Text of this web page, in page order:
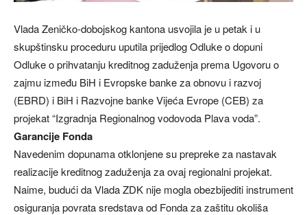
Vlada Zeničko-dobojskog kantona usvojila je u petak i u
skupštinsku proceduru uputila prijedlog Odluke o dopuni
Odluke o prihvatanju kreditnog zaduženja prema Ugovoru o
zajmu između BiH i Evropske banke za obnovu i razvoj
(EBRD) i BiH i Razvojne banke Vijeća Evrope (CEB) za
projekat “Izgradnja Regionalnog vodovoda Plava voda”.
Garancije Fonda
Navedenim dopunama otklonjene su prepreke za nastavak
realizacije kreditnog zaduženja za ovaj regionalni projekat.
Naime, budući da Vlada ZDK nije mogla obezbijediti instrument
osiguranja povrata sredstava od Fonda za zaštitu okoliša